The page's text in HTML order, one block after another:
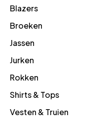
Blazers
Broeken
Jassen
Jurken
Rokken
Shirts & Tops
Vesten & Truien